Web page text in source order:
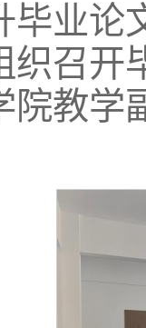
毕业论
织召
院教学